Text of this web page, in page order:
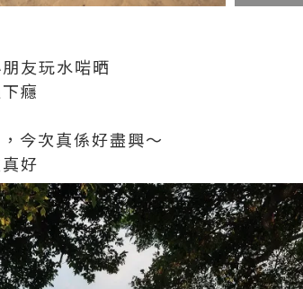
友玩水啱晒
癮
今次真係好盡興～
好